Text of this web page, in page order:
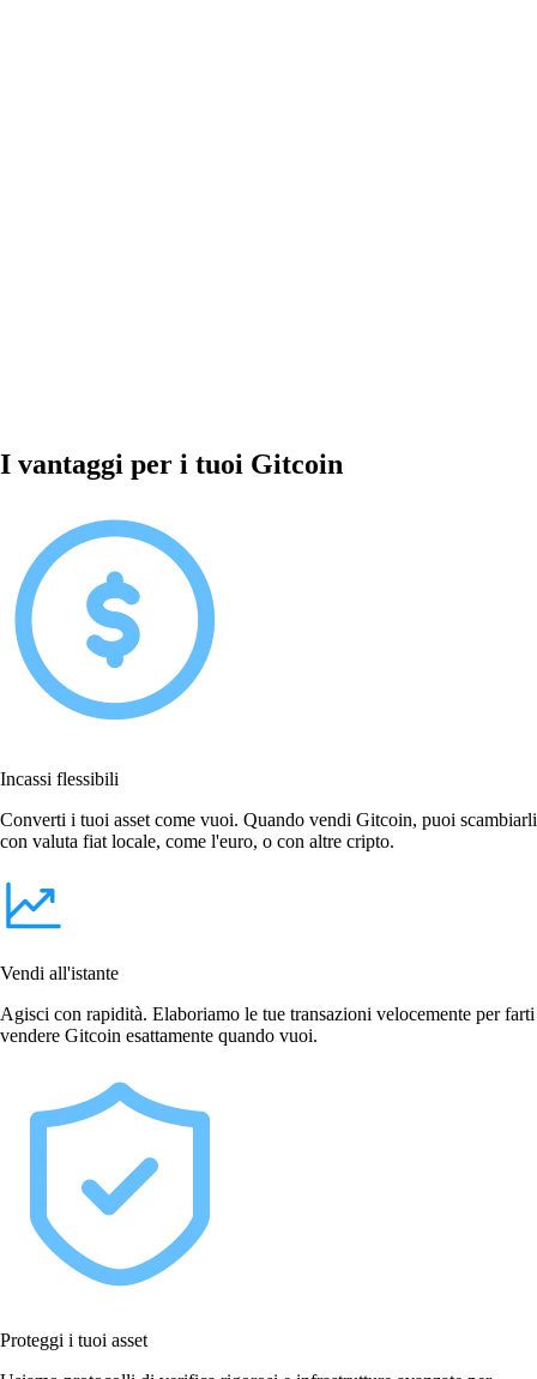
I vantaggi per i tuoi Gitcoin
Incassi flessibili
Converti i tuoi asset come vuoi. Quando vendi Gitcoin, puoi scambiarli
con valuta fiat locale, come l'euro, o con altre cripto.
Vendi all'istante
Agisci con rapidità. Elaboriamo le tue transazioni velocemente per farti
vendere Gitcoin esattamente quando vuoi.
Proteggi i tuoi asset